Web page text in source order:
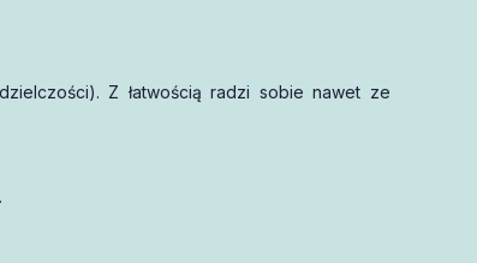
Z łatwością radzi sobie nawet ze